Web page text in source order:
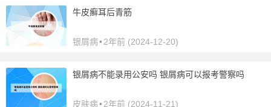
牛皮癣耳后青筋
银屑病•2年前 (2024-12-20)
银屑病不能录用公安吗 银屑病可以报考警察吗
皮肤病•2年前 (2024-11-21)